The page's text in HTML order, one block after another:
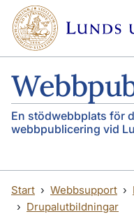
Hoppa till huvudinnehåll
Hoppa till huvudinnehåll
En stödwebbplats för
webbpublicering vid
Start Webbsupport
Drupalutbildningar